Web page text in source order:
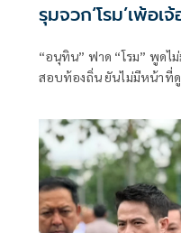
รุมจวก‘โรม’เพ้อเ
“อนุทิน” ฟาด “โรม” พูดไ
สอบท้องถิ่น ยันไม่มีหน้าที่